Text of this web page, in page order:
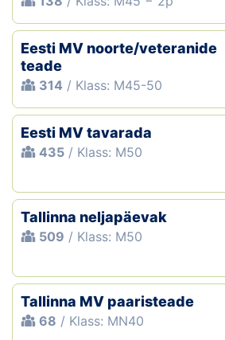
Eesti MV noorte/veteranide
teade
314 / Klass: M45-50
Eesti MV tavarada
435 / Klass: M50
Tallinna neljapäevak
509 / Klass: M50
Tallinna MV paaristeade
68 / Klass: MN40